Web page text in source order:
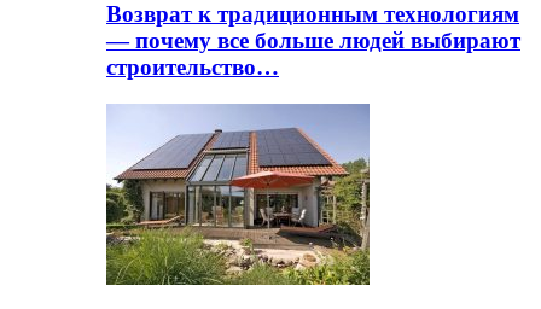
Возврат к традиционным технологиям
— почему все больше людей выбирают
строительство…